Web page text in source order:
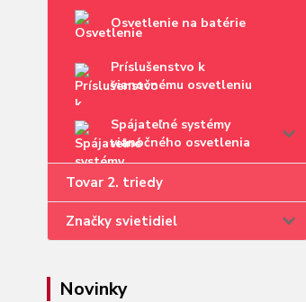
Osvetlenie na batérie
Príslušenstvo k
vianočnému osvetleniu
Spájateľné systémy
vianočného osvetlenia
Tovar 2. triedy
Značky svietidiel
Novinky